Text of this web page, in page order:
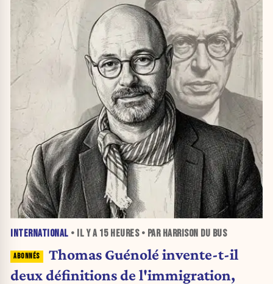
INTERNATIONAL • IL Y A 15 HEURES• PAR HARRISON DU BUS
Thomas Guénolé invente-t-il
deux définitions de l'immigration,